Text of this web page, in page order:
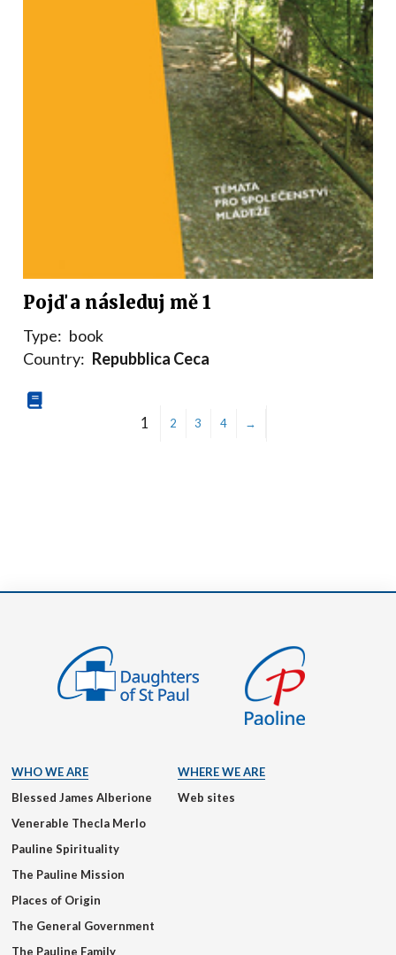
Pojď a následuj mě 1
Type: book
Country: Repubblica Ceca
1 2 3 4 →
WHO WE ARE
Blessed James Alberione
Venerable Thecla Merlo
Pauline Spirituality
The Pauline Mission
Places of Origin
The General Government
The Pauline Family
WHERE WE ARE
Web sites